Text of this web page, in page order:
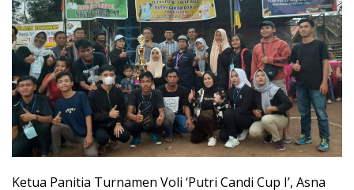
Ketua Panitia Turnamen Voli ‘Putri Candi Cup I’, Asna